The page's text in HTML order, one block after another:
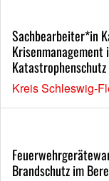
Sachbearbeiter*in
Krisenmanagement
Katastrophenschutz
Kreis Schleswig-
Brandschutz im